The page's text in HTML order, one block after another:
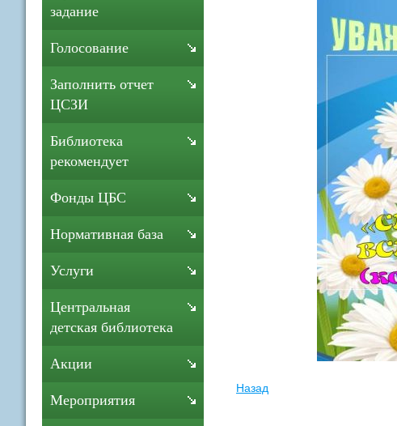
Назад
задание
Голосование
Заполнить отчет
ЦСЗИ
Библиотека
рекомендует
Фонды ЦБС
Нормативная база
Услуги
Центральная
детская библиотека
Акции
Мероприятия